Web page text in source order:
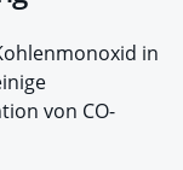
in
von CO-